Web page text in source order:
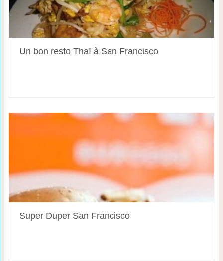
Un bon resto Thaï à San Francisco
Super Duper San Francisco